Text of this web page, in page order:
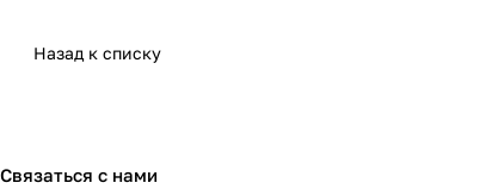
Назад к списку
Связаться с нами